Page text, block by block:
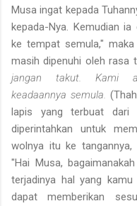
Musa ingat kepada
kepada-Nya. Kemudian
ke tempat semula,"
masih dipenuhi oleh rasa
jangan takut. Kami
keadaannya semula.
lapis yang terbuat
diperintahkan untuk
wolnya itu ke tangannya,
"Hai Musa,
terjadinya hal yang
dapat memberikan